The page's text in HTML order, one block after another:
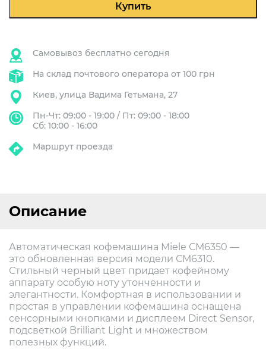
Купить
Самовывоз бесплатно сегодня
На склад почтового оператора от 100 грн
Киев, улица Вадима Гетьмана, 27
Пн-Чт: 09:00 - 19:00 / Пт: 09:00 - 18:00
Сб: 10:00 - 16:00
Маршрут проезда
Описание
Автоматическая кофемашина Miele СМ6350 —
это обновленная версия модели СМ6310.
Стильный черный цвет придает кофейному
аппарату особую ноту утонченности и
элегантности. Комфортная в использовании и
простая в управлении кофемашина оснащена
сенсорными кнопками и дисплеем Direct Sensor,
подсветкой Brilliant Light и множеством
полезных функций.